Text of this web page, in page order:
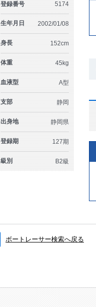
登録番号 5174
生年月日 2002/01/08
身長 152cm
体重 45kg
血液型 A型
支部 静岡
出身地 静岡県
登録期 127期
級別 B2級
ボートレーサー検索へ戻る